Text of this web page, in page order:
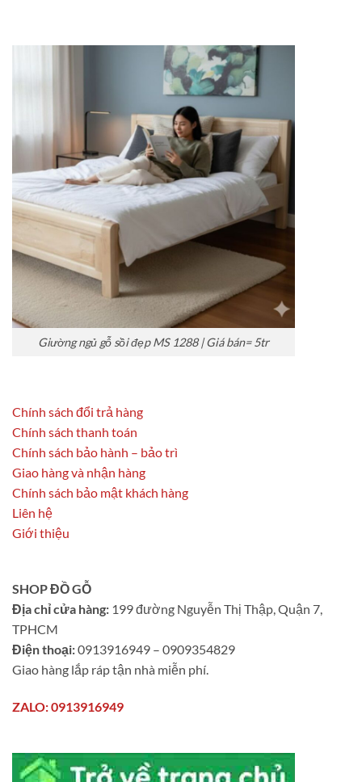
Giường ngủ gỗ sồi đẹp MS 1288 | Giá bán= 5tr
Chính sách đổi trả hàng
Chính sách thanh toán
Chính sách bảo hành – bảo trì
Giao hàng và nhận hàng
Chính sách bảo mật khách hàng
Liên hệ
Giới thiệu
SHOP ĐỒ GỖ
Địa chỉ cửa hàng: 199 đường Nguyễn Thị Thập, Quận 7,
TPHCM
Điện thoại:0913916949 – 0909354829
Giao hàng lắp ráp tận nhà miễn phí.
ZALO: 0913916949